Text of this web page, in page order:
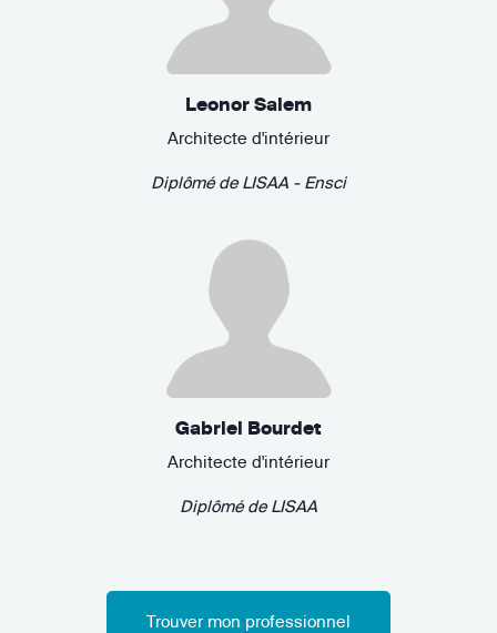
Leonor Salem
Architecte d'intérieur
Diplômé deLISAA - Ensci
Gabriel Bourdet
Architecte d'intérieur
Diplômé deLISAA
Trouver mon professionnel